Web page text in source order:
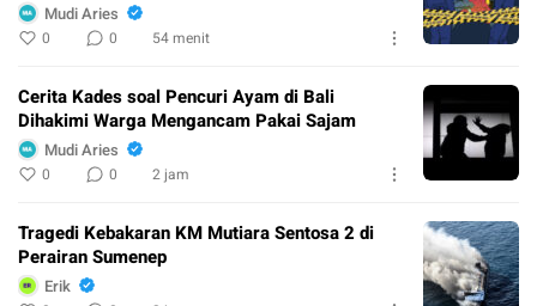
Mudi Aries
0 0 54 menit
Cerita Kades soal Pencuri Ayam di Bali
Dihakimi Warga Mengancam Pakai Sajam
Mudi Aries
0 0 2 jam
Tragedi Kebakaran KM Mutiara Sentosa 2 di
Perairan Sumenep
Erik